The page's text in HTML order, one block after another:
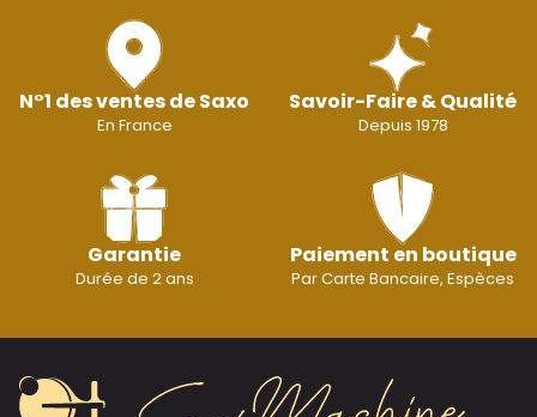
N°1 des ventes de Saxo
En France
Savoir-Faire & Qualité
Depuis 1978
Garantie
Durée de 2 ans
Paiement en boutique
Par Carte Bancaire, Espèces